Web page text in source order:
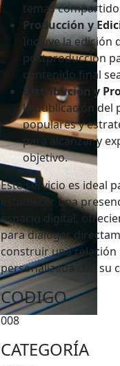
temas
Producción y
Incluye la edición
postproducción
contenido final
Distribución y
la publicación del
populares y
para alcanzar y
objetivo.
Este servicio es ideal
establecer una
espacio digital,
para dialogar
construir una relación
personalizada con su
CODIGO
008
CATEGORÍA